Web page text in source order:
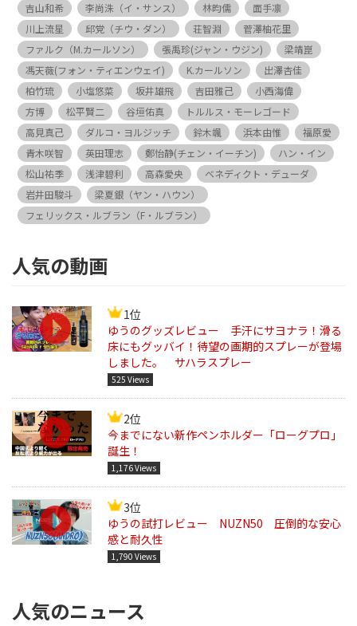
吉山和希
李尚洙（イ・サンス） 林昀儒
面手凛
川上流星
邱党（チウ・ダン） 荘智淵
菅澤柚花里
ファルク（M.カールソン）
張禹珍(ジャン・ウジン)
梁靖崑
馮天薇(フォン・ティエンウェイ)
K.カールソン
出澤杏佳
柏竹琉
小塩悠菜 坂井雄飛 吉田雅己
小西海偉
方博
松平賢二 谷垣佑真
トルルス・モーレゴード
高見真己
ダルコ・ヨルジッチ 鈴木颯 浜本由惟
福原愛
青木咲智
英田理志 鄭怡静(チェン・イーチン)
ハン・イン
松山祐季
浅津碧利 高森愛央
ベネディクト・デューダ
岩井田駿斗
梁夏銀（ヤン・ハウン）
フェリックス・ルブラン（F・ルブラン）
人気の動画
1位
ゆうのグッズレビュー 手汗にサヨナラ！滑る
床にもグッバイ！待望の画期的スプレーが登場
しました。 サハラスプレー
525 Views
2位
今までにない新作ペンホルダー「ローグプロ」
誕生！
1,176 Views
3位
ゆうの試打レビュー NUZN50 圧倒的な安心
感と耐久性
1,790 Views
人気のニュース